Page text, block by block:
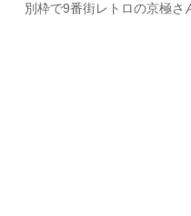
別枠で9番街レトロの京極さ